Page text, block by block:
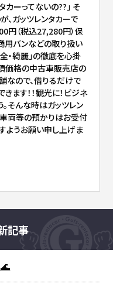
カーってないの??」 そ
ガッツレンタカーで
円（税込27,280円）保
用バンなどの取り扱い
・綺麗」の徹底を心掛
価格の中古車販売店の
なので、借りるだけで
ます！！観光に！ビジネ
そんな時はガッツレン
両等の預かりはお受付
ようお願い申し上げま
記事